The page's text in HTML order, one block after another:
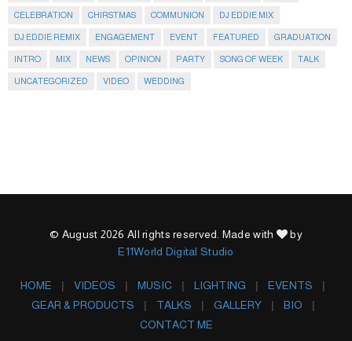
CELEBRATION CHIRSTMAS COMMUNION DJ EDDIE MIX
DJ EDDIE REMIX ENGAGEMENT EVENT FEATURED GRADUATION
INTRO MIX NEWS OPINION PARTY SONG OF WEEK TALK
UNCATEGORIZED VIDEO WEDDING
© August 2026 All rights reserved. Made with
by
E11World Digital Studio
HOME VIDEOS MUSIC LIGHTING
EVENTS
GEAR & PRODUCTS
TALKS GALLERY
BIO
CONTACT ME